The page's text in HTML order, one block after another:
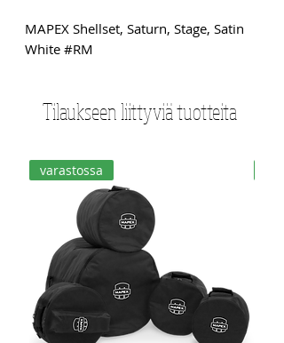
MAPEX Shellset, Saturn, Stage, Satin
White #RM
Tilaukseen liittyviä tuotteita
varastossa